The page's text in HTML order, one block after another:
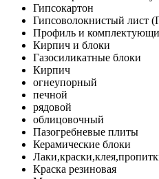
Гипсокартон
Гипсоволокнистый лист
Профиль и
Кирпич и блоки
Газосиликатные блоки
Кирпич
огнеупорный
печной
рядовой
облицовочный
Пазогребневые плиты
Керамические блоки
Краска резиновая